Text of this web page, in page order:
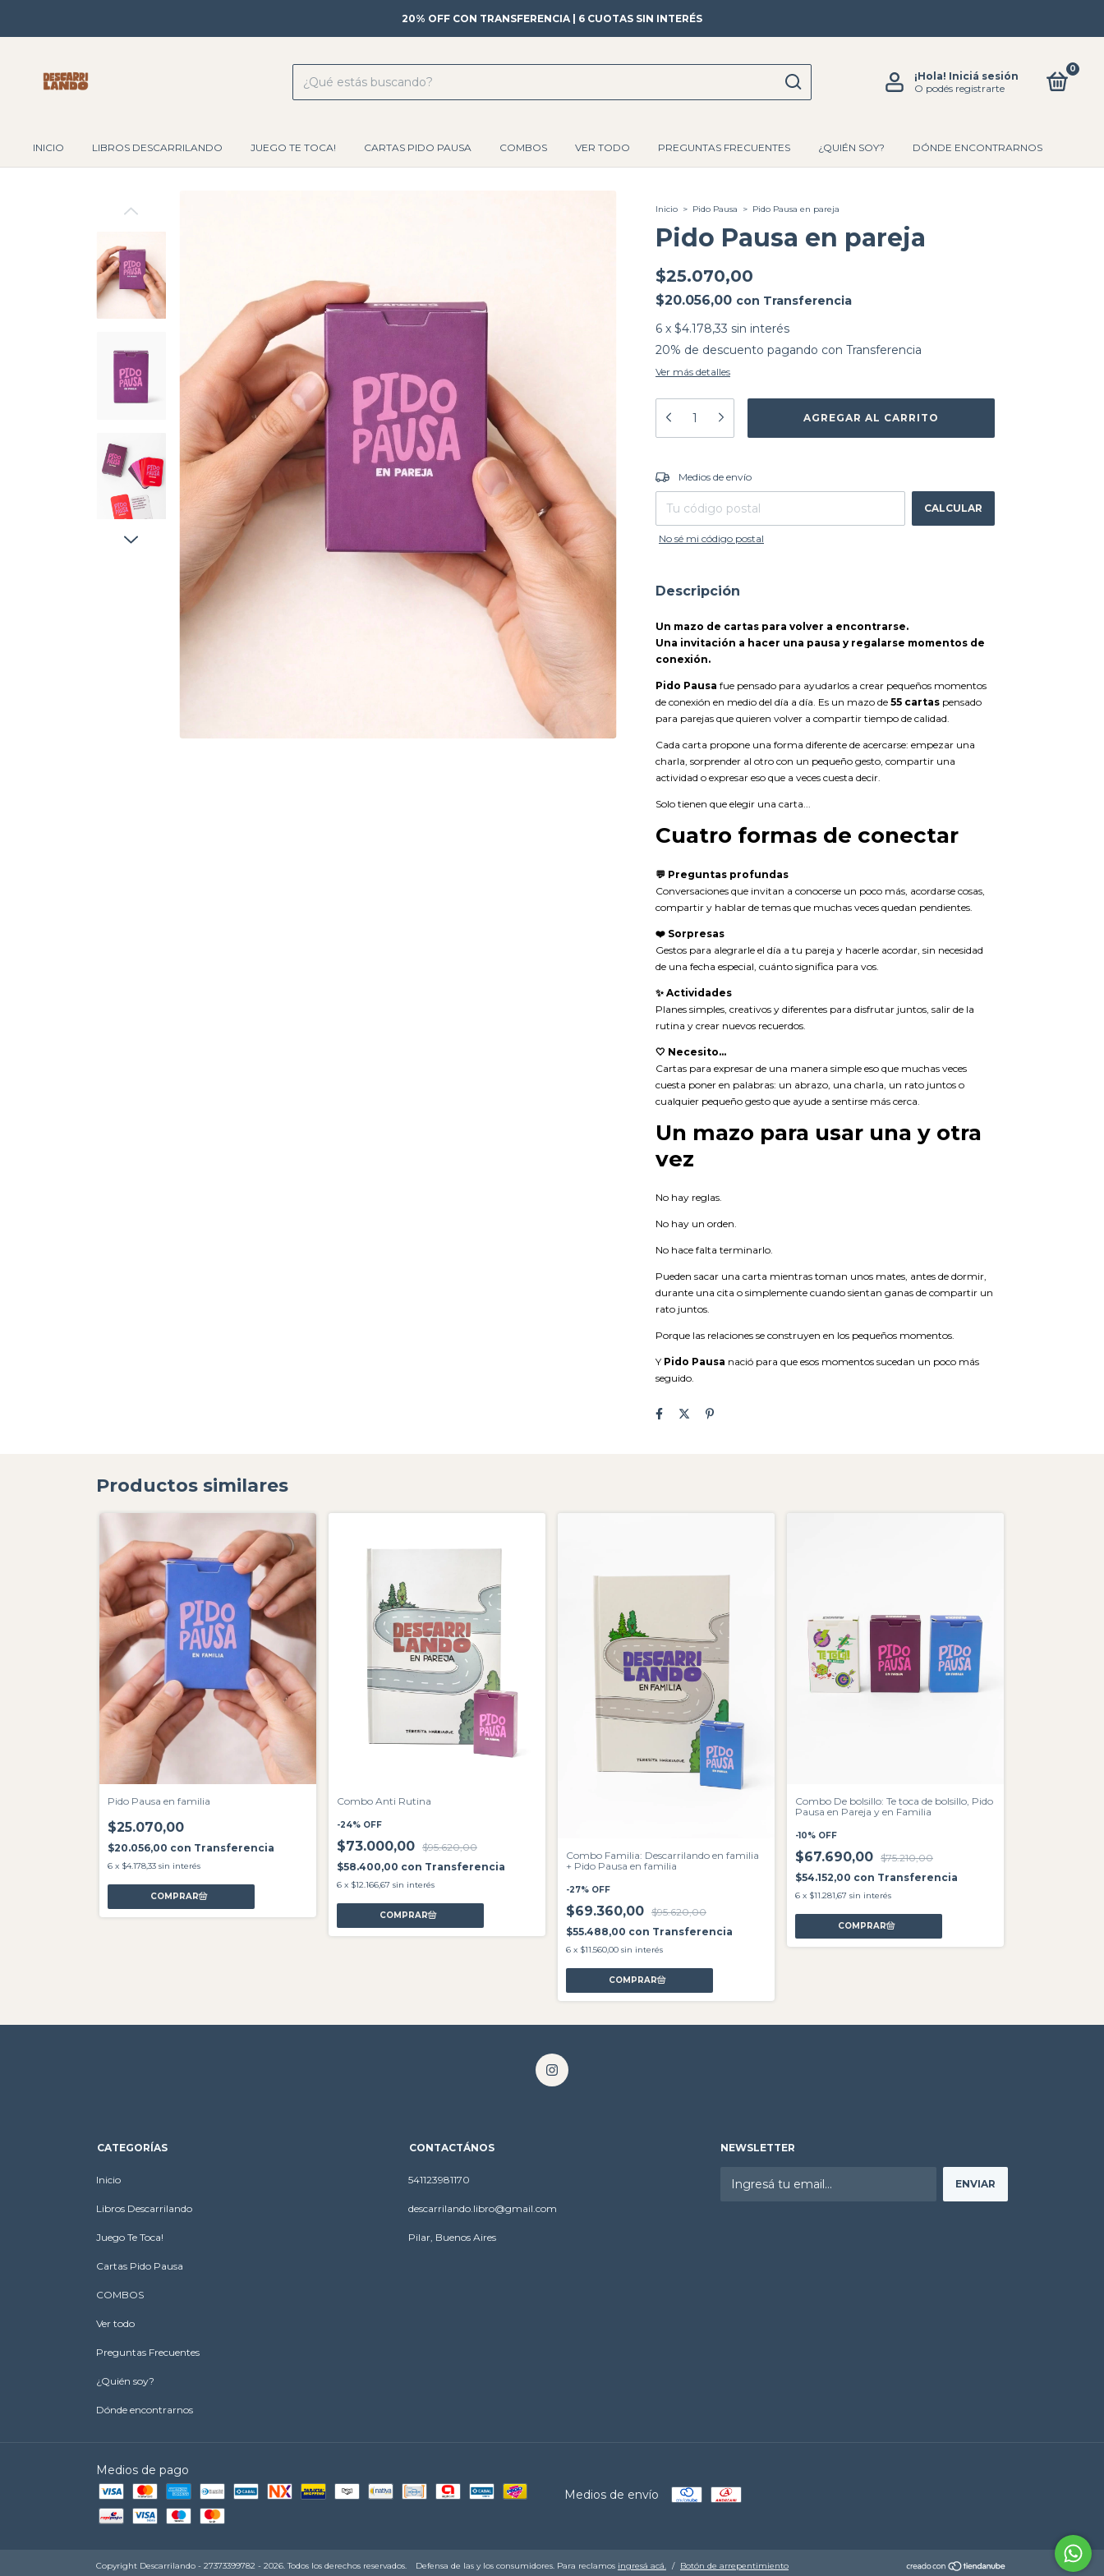
20% OFF CON TRANSFERENCIA | 6 CUOTAS SIN INTERÉS
¡Hola! Iniciá sesión
O podés registrarte
0
INICIO LIBROS DESCARRILANDO JUEGO TE TOCA! CARTAS PIDO PAUSA COMBOS VER TODO PREGUNTAS FRECUENTES ¿QUIÉN SOY? DÓNDE ENCONTRARNOS
Inicio > Pido Pausa > Pido Pausa en pareja
Pido Pausa en pareja
$25.070,00
$20.056,00 con Transferencia
6 x $4.178,33 sin interés
20% de descuento pagando con Transferencia
Ver más detalles
Entregas para el CP:
Medios de envío
CALCULAR
No sé mi código postal
Descripción
Un mazo de cartas para volver a encontrarse.
Una invitación a hacer una pausa y regalarse momentos de
conexión.
Pido Pausa fue pensado para ayudarlos a crear pequeños momentos
de conexión en medio del día a día. Es un mazo de 55 cartas pensado
para parejas que quieren volver a compartir tiempo de calidad.
Cada carta propone una forma diferente de acercarse: empezar una
charla, sorprender al otro con un pequeño gesto, compartir una
actividad o expresar eso que a veces cuesta decir.
Solo tienen que elegir una carta...
Cuatro formas de conectar
💬 Preguntas profundas
Conversaciones que invitan a conocerse un poco más, acordarse cosas,
compartir y hablar de temas que muchas veces quedan pendientes.
❤️ Sorpresas
Gestos para alegrarle el día a tu pareja y hacerle acordar, sin necesidad
de una fecha especial, cuánto significa para vos.
✨ Actividades
Planes simples, creativos y diferentes para disfrutar juntos, salir de la
rutina y crear nuevos recuerdos.
🤍 Necesito...
Cartas para expresar de una manera simple eso que muchas veces
cuesta poner en palabras: un abrazo, una charla, un rato juntos o
cualquier pequeño gesto que ayude a sentirse más cerca.
Un mazo para usar una y otra
vez
No hay reglas.
No hay un orden.
No hace falta terminarlo.
Pueden sacar una carta mientras toman unos mates, antes de dormir,
durante una cita o simplemente cuando sientan ganas de compartir un
rato juntos.
Porque las relaciones se construyen en los pequeños momentos.
Y Pido Pausa nació para que esos momentos sucedan un poco más
seguido.
Productos similares
Pido Pausa en familia
$25.070,00
$20.056,00 con Transferencia
6 x $4.178,33 sin interés
Combo Anti Rutina
-24% OFF
$73.000,00 $95.620,00
$58.400,00 con Transferencia
6 x $12.166,67 sin interés
Combo Familia: Descarrilando en familia
+ Pido Pausa en familia
-27% OFF
$69.360,00 $95.620,00
$55.488,00 con Transferencia
6 x $11.560,00 sin interés
Combo De bolsillo: Te toca de bolsillo, Pido
Pausa en Pareja y en Familia
-10% OFF
$67.690,00 $75.210,00
$54.152,00 con Transferencia
6 x $11.281,67 sin interés
CATEGORÍAS
Inicio
Libros Descarrilando
Juego Te Toca!
Cartas Pido Pausa
COMBOS
Ver todo
Preguntas Frecuentes
¿Quién soy?
Dónde encontrarnos
CONTACTÁNOS
541123981170
descarrilando.libro@gmail.com
Pilar, Buenos Aires
NEWSLETTER
Medios de pago
Medios de envío
Copyright Descarrilando - 27373399782 - 2026. Todos los derechos reservados. Defensa de las y los consumidores. Para reclamos ingresá acá. / Botón de arrepentimiento